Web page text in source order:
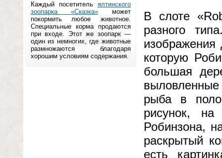
Каждый посетитель ялтинского
зоопарка «Сказка» может
покормить любое животное.
Специальные корма продаются
при входе. Этот же зоопарк —
один из немногих, где животные
размножаются благодаря
хорошим условиям содержания.
В слоте
разного
изображения
которую
большая
рыба в
рисунок,
Робинзона,
раскрытый
есть